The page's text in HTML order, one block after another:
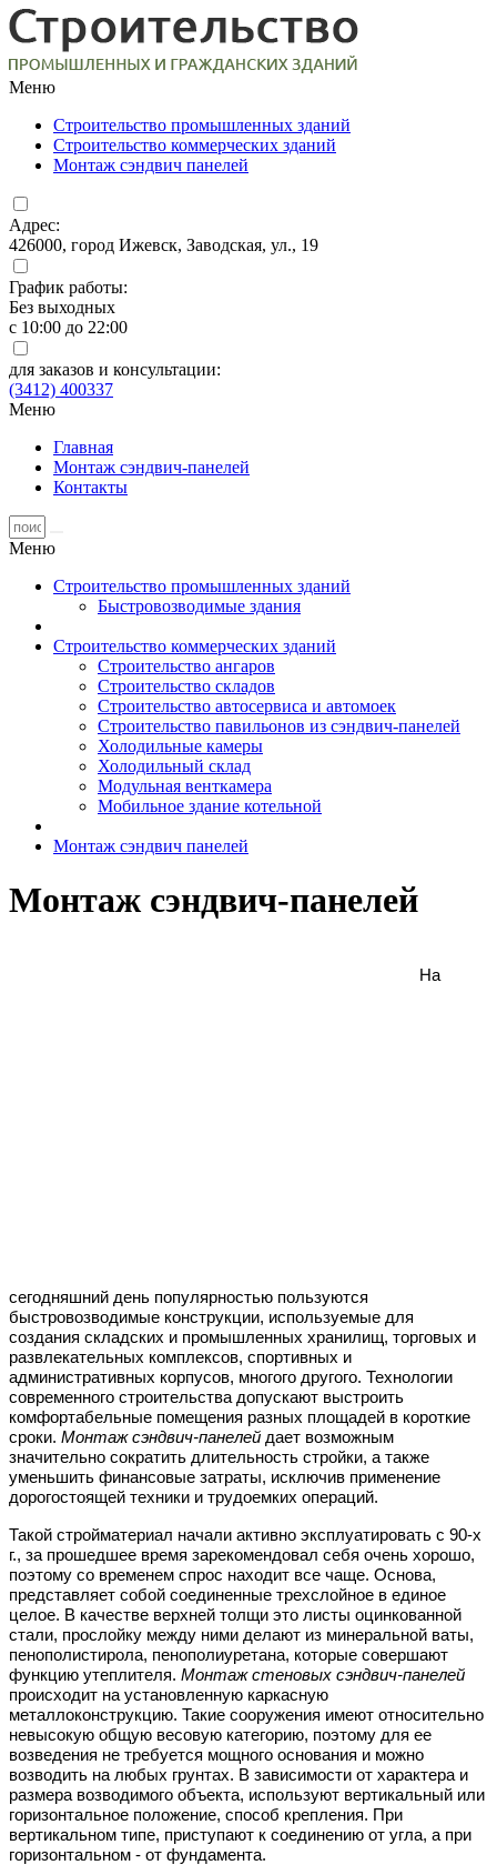
Меню
Строительство промышленных зданий
Строительство коммерческих зданий
Монтаж сэндвич панелей
Адрес:
426000, город Ижевск, Заводская, ул., 19
График работы:
Без выходных
с 10:00 до 22:00
для заказов и консультации:
(3412) 400337
Меню
Главная
Монтаж сэндвич-панелей
Контакты
Меню
Строительство промышленных зданий
Быстровозводимые здания
Строительство коммерческих зданий
Строительство ангаров
Строительство складов
Строительство автосервиса и автомоек
Строительство павильонов из сэндвич-панелей
Холодильные камеры
Холодильный склад
Модульная венткамера
Мобильное здание котельной
Монтаж сэндвич панелей
Монтаж сэндвич-панелей
На
сегодняшний день популярностью пользуются
быстровозводимые конструкции, используемые для
создания складских и промышленных хранилищ, торговых и
развлекательных комплексов, спортивных и
административных корпусов, многого другого. Технологии
современного строительства допускают выстроить
комфортабельные помещения разных площадей в короткие
сроки. Монтаж сэндвич-панелей дает возможным
значительно сократить длительность стройки, а также
уменьшить финансовые затраты, исключив применение
дорогостоящей техники и трудоемких операций.
Такой стройматериал начали активно эксплуатировать с 90-х
г., за прошедшее время зарекомендовал себя очень хорошо,
поэтому со временем спрос находит все чаще. Основа,
представляет собой соединенные трехслойное в единое
целое. В качестве верхней толщи это листы оцинкованной
стали, прослойку между ними делают из минеральной ваты,
пенополистирола, пенополиуретана, которые совершают
функцию утеплителя. Монтаж стеновых сэндвич-панелей
происходит на установленную каркасную
металлоконструкцию. Такие сооружения имеют относительно
невысокую общую весовую категорию, поэтому для ее
возведения не требуется мощного основания и можно
возводить на любых грунтах. В зависимости от характера и
размера возводимого объекта, используют вертикальный или
горизонтальное положение, способ крепления. При
вертикальном типе, приступают к соединению от угла, а при
горизонтальном - от фундамента.